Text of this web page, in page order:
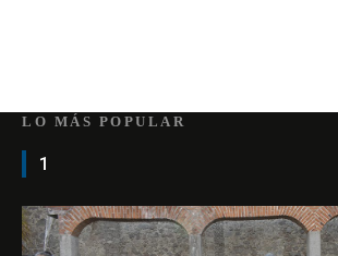
LO MÁS POPULAR
1